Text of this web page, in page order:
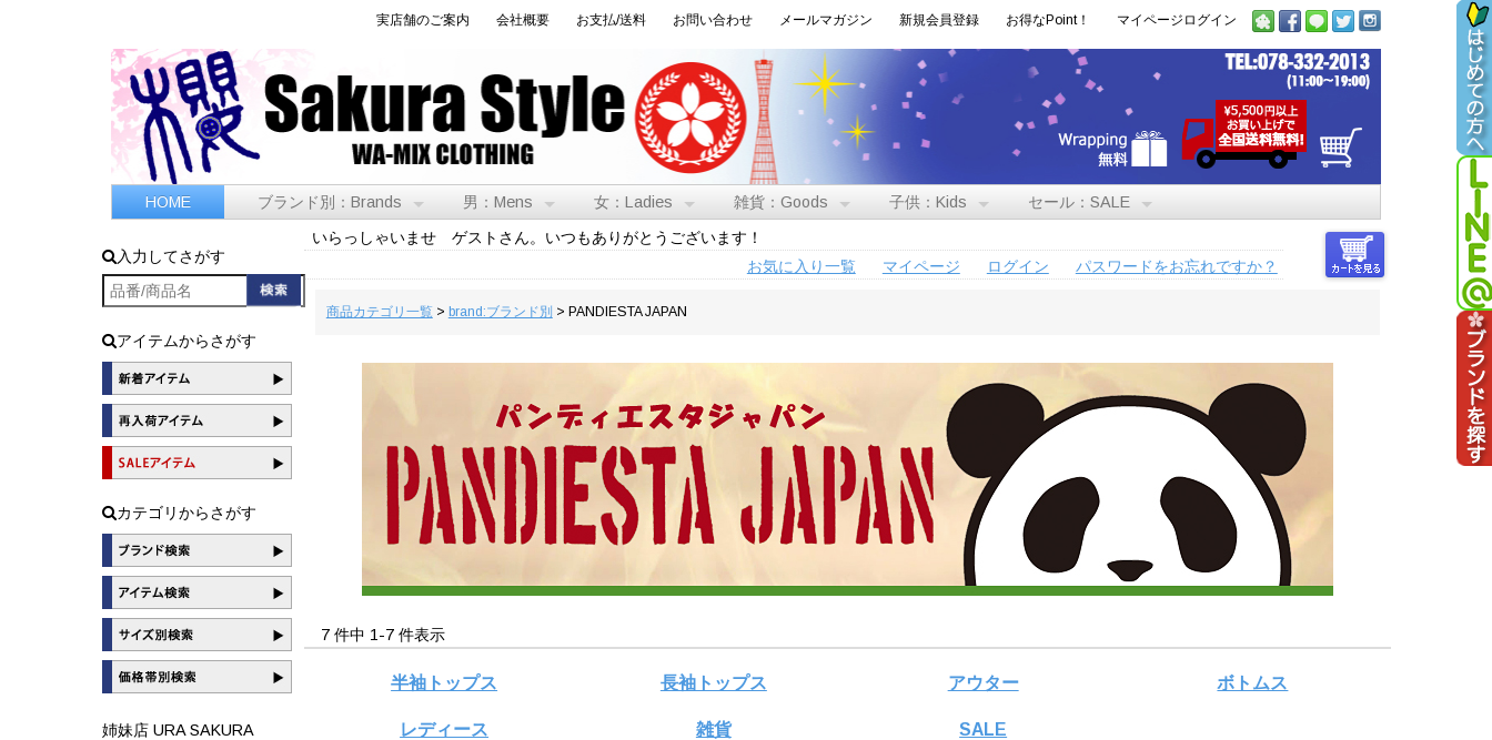
実店舗のご案内 会社概要 お支払/送料 お問い合わせ メールマガジン 新規会員登録 お得なPoint！ マイページログイン
HOME ブランド別：Brands 男：Mens 女：Ladies 雑貨：Goods 子供：Kids セール：SALE
入力してさがす
アイテムからさがす
カテゴリからさがす
姉妹店 URA SAKURA
いらっしゃいませ ゲストさん。いつもありがとうございます！
お気に入り一覧
マイページ ログイン パスワードをお忘れですか？
商品カテゴリ一覧> brand:ブランド別 > PANDIESTA JAPAN
7 件中 1-7 件表示
半袖トップス 長袖トップス アウター ボトムス
レディース 雑貨 SALE